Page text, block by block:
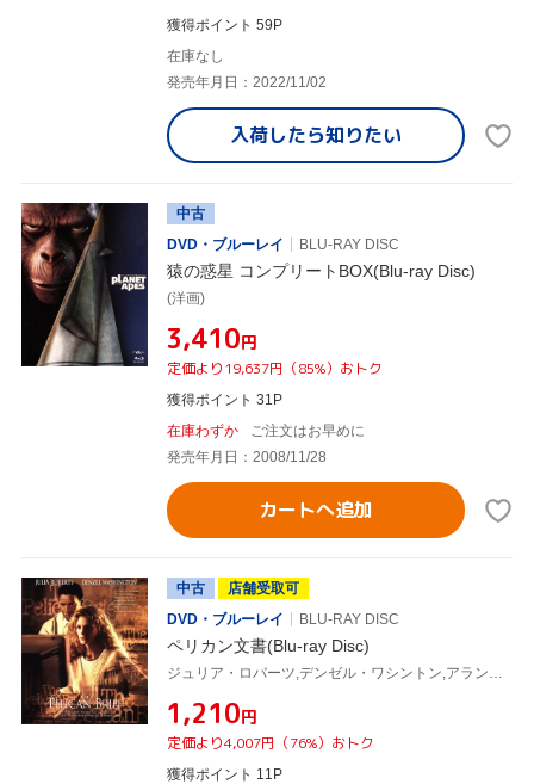
獲得ポイント 59P
在庫なし
発売年月日：2022/11/02
入荷したら知りたい
中古
DVD・ブルーレイ
BLU-RAY DISC
猿の惑星 コンプリートBOX(Blu-ray Disc)
(洋画)
¥3,410円
定価より19,637円（85%）おトク
獲得ポイント 31P
在庫わずか
ご注文はお早めに
発売年月日：2008/11/28
カートへ追加
中古
店舗受取可
DVD・ブルーレイ
BLU-RAY DISC
ペリカン文書(Blu-ray Disc)
ジュリア・ロバーツ,デンゼル・ワシントン,アラン・J.パクラ(監督、脚本、製作),ジョン・グリシャム(原作)
¥1,210円
定価より4,007円（76%）おトク
獲得ポイント 11P